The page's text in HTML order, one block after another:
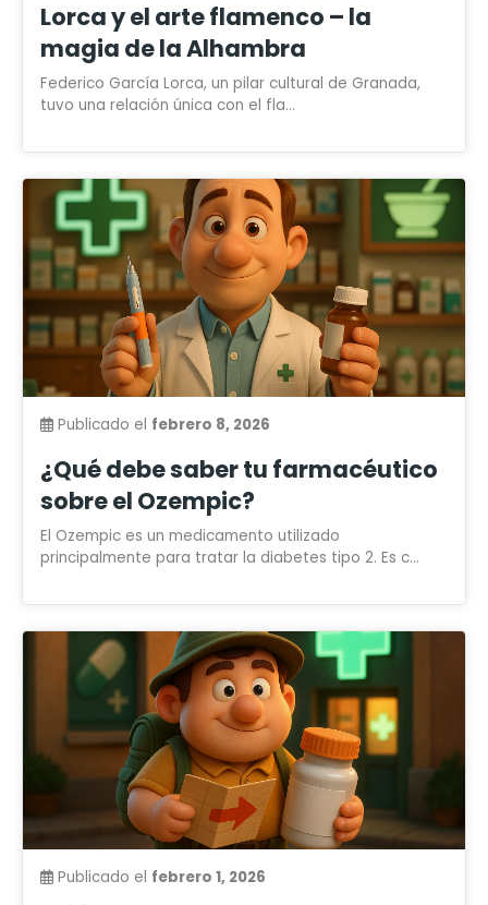
Lorca y el arte flamenco – la
magia de la Alhambra
Federico García Lorca, un pilar cultural de Granada,
tuvo una relación única con el fla...
Publicado el febrero 8, 2026
¿Qué debe saber tu farmacéutico
sobre el Ozempic?
El Ozempic es un medicamento utilizado
principalmente para tratar la diabetes tipo 2. Es c...
Publicado el febrero 1, 2026